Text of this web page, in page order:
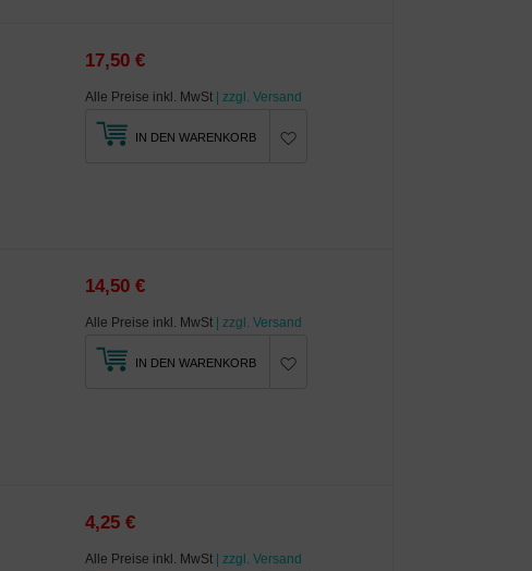
17,50 €
Alle Preise inkl. MwSt | zzgl. Versand
IN DEN WARENKORB
14,50 €
Alle Preise inkl. MwSt | zzgl. Versand
IN DEN WARENKORB
4,25 €
Alle Preise inkl. MwSt | zzgl. Versand